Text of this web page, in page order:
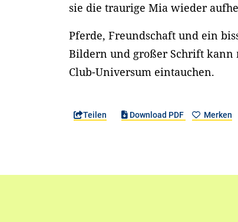
sie die traurige Mia wieder
Pferde, Freundschaft und ein
Bildern und großer Schrift kann
Club-Universum eintauchen.
Teilen Download PDF Merken